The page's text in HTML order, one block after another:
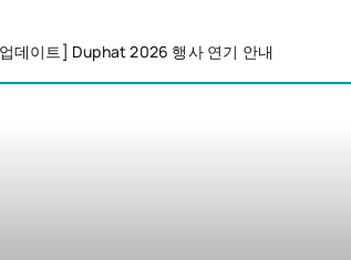
데이트] Duphat 2026 행사 연기 안내